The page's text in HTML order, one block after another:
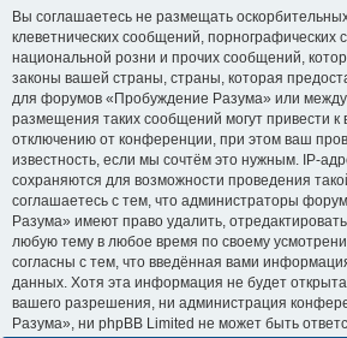
Вы соглашаетесь не размещать
клеветнических сообщений, порнографических
национальной розни и прочих сообщений,
законы вашей страны, страны, которая
для форумов «Пробуждение Разума» или
размещения таких сообщений могут привести
отключению от конференции, при этом ваш
известность, если мы сочтём это нужным. IP-
сохраняются для возможности проведения
соглашаетесь с тем, что администраторы
Разума» имеют право удалить,
любую тему в любое время по своему
согласны с тем, что введённая вами
данных. Хотя эта информация не будет
вашего разрешения, ни администрация
Разума», ни phpBB Limited не может быть